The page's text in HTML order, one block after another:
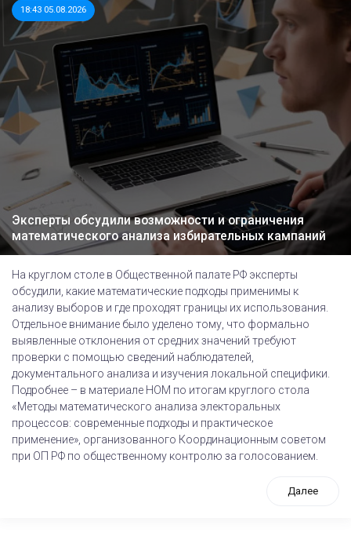
18:43 05.08.2026
Эксперты обсудили возможности и ограничения
математического анализа избирательных кампаний
На круглом столе в Общественной палате РФ эксперты
обсудили, какие математические подходы применимы к
анализу выборов и где проходят границы их использования.
Отдельное внимание было уделено тому, что формально
выявленные отклонения от средних значений требуют
проверки с помощью сведений наблюдателей,
документального анализа и изучения локальной специфики.
Подробнее – в материале НОМ по итогам круглого стола
«Методы математического анализа электоральных
процессов: современные подходы и практическое
применение», организованного Координационным советом
при ОП РФ по общественному контролю за голосованием.
Далее